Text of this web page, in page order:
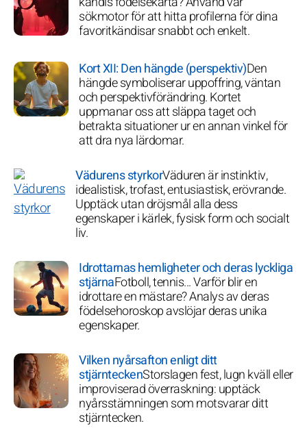
sökmotor för att hitta profilerna för dina
favoritkändisar snabbt och enkelt.
Kort XII: Den hängde (perspektiv)Den
hängde symboliserar uppoffring, väntan
och perspektivförändring. Kortet
uppmanar oss att släppa taget och
betrakta situationer ur en annan vinkel för
att dra nya lärdomar.
Vädurens styrkorVäduren är instinktiv,
idealistisk, trofast, entusiastisk, erövrande.
Upptäck utan dröjsmål alla dess
egenskaper i kärlek, fysisk form och socialt
liv.
Idrottarnas hemligheter och deras lyckliga
stjärnaFotboll, tennis... Varför blir en
idrottare en mästare? Analys av deras
födelsehoroskop avslöjar deras unika
egenskaper.
Vilken nyårsafton enligt ditt
stjärnteckenStorslagen fest, lugn kväll eller
improviserad överraskning: upptäck
nyårsstämningen som motsvarar ditt
stjärntecken.